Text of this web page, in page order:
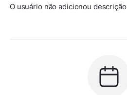
O usuário não adicionou descrição